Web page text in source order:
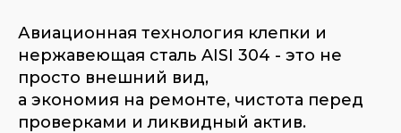
Авиационная технология клепки и
нержавеющая сталь AISI 304 - это не
просто внешний вид,
а экономия на ремонте, чистота перед
проверками и ликвидный актив.